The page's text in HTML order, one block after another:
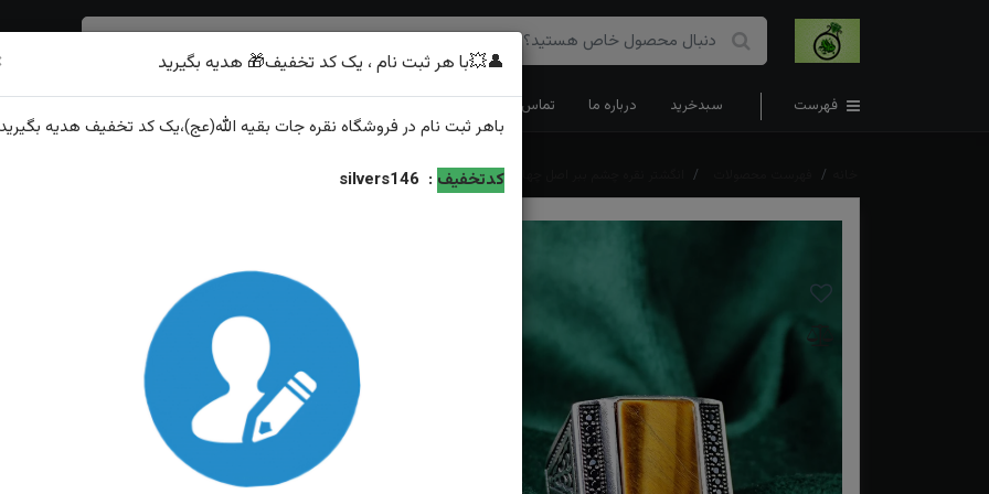
فهرست سبدخرید درباره ما تماس با ما
انگشتر نقره چشم ببر اصل چهار گوش رکاب اسپرت ترک
ویژگی‌های محصول
عیار نقره: ۹۲۵
توضیحات: ارسال و سایز رایگان همراه با هدیه زعفران قائنات از...
👤💥با هر ثبت نام ، یک کد تخفیف🎁 هدیه بگیرید
باهر ثبت نام در فروشگاه نقره جات بقیه الله(عج)،یک کد تخفیف هدیه
کدتخفیف :
silvers146